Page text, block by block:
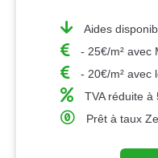
Aides
- 25€/m² avec
- 20€/m² avec
TVA réduite à
Prêt à taux